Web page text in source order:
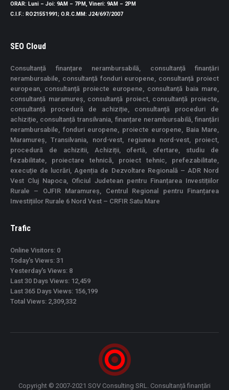
ORAR: Luni – Joi: 9AM – 7PM, Vineri: 9AM – 2PM
C.I.F.: RO21551991; O.R.C.MM: J24/697/2007
SEO Cloud
Consultanță finanțare nerambursabilă, consultanță finanțări
nerambursabile, consultanță fonduri europene, consultanță proiect
european, consultanță proiecte europene, consultanță baia mare,
consultanță maramureș, consultanță proiect, consultanță proiecte,
consultanță procedură de achiziție, consultanță proceduri de
achiziție, consultanță transilvania, finanțare nerambursabilă, finanțări
nerambursabile, fonduri europene, proiecte europene, Baia Mare,
Maramureș, Transilvania, nord-vest, regiunea nord-vest, proiect,
procedură de achizitii, Achiziții, ofertă, ofertare, studiu de
fezabilitate, proiectare tehnică, proiect tehnic, prefezabilitate,
execuție de lucrări, Agenția de Dezvoltare Regională – ADR Nord
Vest Cluj Napoca, Oficiul Judetean pentru Finanțarea Investițiilor
Rurale – OJFIR Maramureș, Centrul Regional pentru Finanțarea
Investițiilor Rurale 6 Nord Vest – CRFIR Satu Mare
Trafic
Online Visitors: 0
Today's Views: 31
Yesterday's Views: 8
Last 30 Days Views: 12,459
Last 365 Days Views: 156,199
Total Views: 2,309,332
Copyright © 2007-2021 SOV Consulting SRL. Consultanță finanțări